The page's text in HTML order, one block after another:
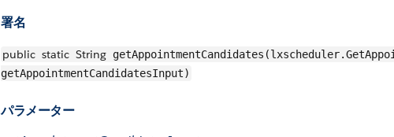
署名
public static String
getAppointmentCandidatesInput)
パラメーター